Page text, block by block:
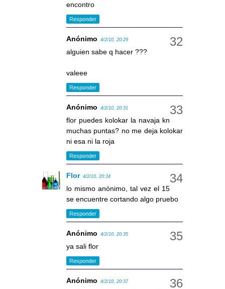
encontro
Responder
Anónimo 4/2/10, 20:29
alguien sabe q hacer ???
valeee
Responder
Anónimo 4/2/10, 20:31
flor puedes kolokar la navaja kn
muchas puntas? no me deja kolokar
ni esa ni la roja
Responder
Flor 4/2/10, 20:34
lo mismo anónimo, tal vez el 15
se encuentre cortando algo pruebo
Responder
Anónimo 4/2/10, 20:35
ya sali flor
Responder
Anónimo 4/2/10, 20:37